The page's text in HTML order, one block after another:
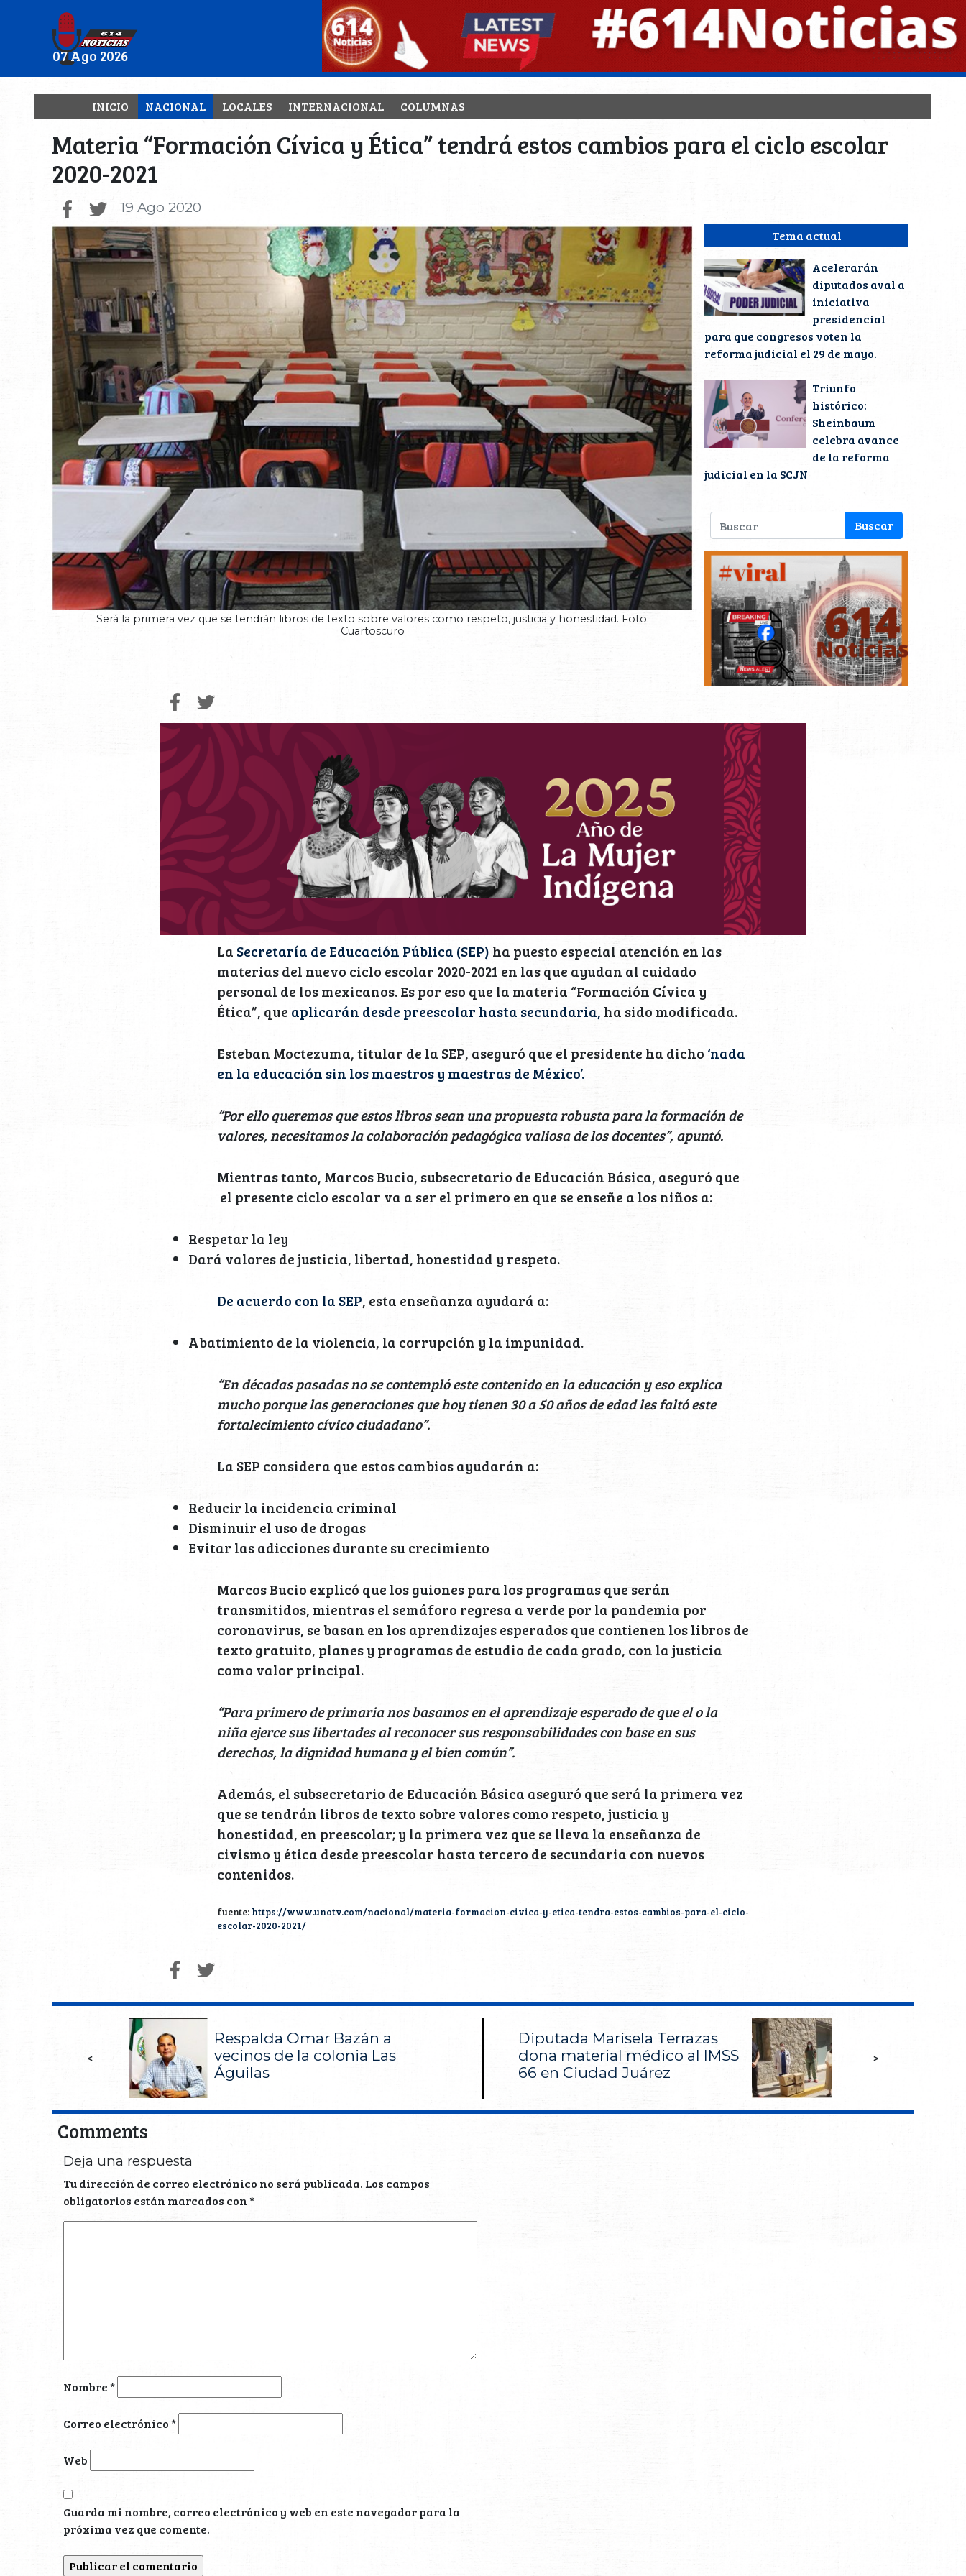
07 Ago 2026
INICIO NACIONAL LOCALES INTERNACIONAL COLUMNAS
Materia “Formación Cívica y Ética” tendrá estos cambios para el ciclo escolar
2020-2021
19 Ago 2020
Será la primera vez que se tendrán libros de texto sobre valores como respeto, justicia y honestidad. Foto:
Cuartoscuro
Tema actual
Acelerarán
diputados aval a
iniciativa
presidencial
para que congresos voten la
reforma judicial el 29 de mayo.
Triunfo
histórico:
Sheinbaum
celebra avance
de la reforma
judicial en la SCJN
La Secretaría de Educación Pública (SEP) ha puesto especial atención en las
materias del nuevo ciclo escolar 2020-2021 en las que ayudan al cuidado
personal de los mexicanos. Es por eso que la materia “Formación Cívica y
Ética”, que aplicarán desde preescolar hasta secundaria, ha sido modificada.
Esteban Moctezuma, titular de la SEP, aseguró que el presidente ha dicho ‘nada
en la educación sin los maestros y maestras de México’.
“Por ello queremos que estos libros sean una propuesta robusta para la formación de
valores, necesitamos la colaboración pedagógica valiosa de los docentes”, apuntó.
Mientras tanto, Marcos Bucio, subsecretario de Educación Básica, aseguró que
el presente ciclo escolar va a ser el primero en que se enseñe a los niños a:
Respetar la ley
Dará valores de justicia, libertad, honestidad y respeto.
De acuerdo con la SEP, esta enseñanza ayudará a:
Abatimiento de la violencia, la corrupción y la impunidad.
“En décadas pasadas no se contempló este contenido en la educación y eso explica
mucho porque las generaciones que hoy tienen 30 a 50 años de edad les faltó este
fortalecimiento cívico ciudadano”.
La SEP considera que estos cambios ayudarán a:
Reducir la incidencia criminal
Disminuir el uso de drogas
Evitar las adicciones durante su crecimiento
Marcos Bucio explicó que los guiones para los programas que serán
transmitidos, mientras el semáforo regresa a verde por la pandemia por
coronavirus, se basan en los aprendizajes esperados que contienen los libros de
texto gratuito, planes y programas de estudio de cada grado, con la justicia
como valor principal.
“Para primero de primaria nos basamos en el aprendizaje esperado de que el o la
niña ejerce sus libertades al reconocer sus responsabilidades con base en sus
derechos, la dignidad humana y el bien común”.
Además, el subsecretario de Educación Básica aseguró que será la primera vez
que se tendrán libros de texto sobre valores como respeto, justicia y
honestidad, en preescolar; y la primera vez que se lleva la enseñanza de
civismo y ética desde preescolar hasta tercero de secundaria con nuevos
contenidos.
fuente: https://www.unotv.com/nacional/materia-formacion-civica-y-etica-tendra-estos-cambios-para-el-ciclo-
escolar-2020-2021/
<
Respalda Omar Bazán a
vecinos de la colonia Las
Águilas
Diputada Marisela Terrazas
dona material médico al IMSS
66 en Ciudad Juárez
>
Comments
Deja una respuesta
Tu dirección de correo electrónico no será publicada. Los campos
obligatorios están marcados con*
Nombre*
Correo electrónico*
Web
Guarda mi nombre, correo electrónico y web en este navegador para la
próxima vez que comente.